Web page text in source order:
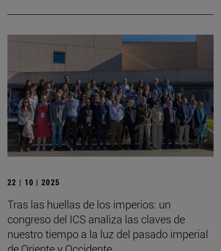
22 | 10 | 2025
Tras las huellas de los imperios: un
congreso del ICS analiza las claves de
nuestro tiempo a la luz del pasado imperial